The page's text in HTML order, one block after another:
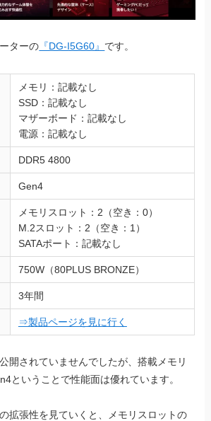
ターの 『DG-I5G60』 です。
メモリ：記載なし
SSD：記載なし
マザーボード：記載なし
電源：記載なし
DDR5 4800
Gen4
メモリスロット：2（空き：0）
M.2スロット：2（空き：1）
SATAポート：記載なし
750W（80PLUS BRONZE）
3年間
⇒製品ページを見に行く
開されていませんでしたが、搭載メモリ
ということで性能面は優れています。
拡張性を見ていくと、メモリスロットの